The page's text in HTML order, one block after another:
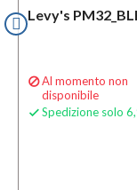
Levy's
Al momento non
disponibile
 Spedizione solo